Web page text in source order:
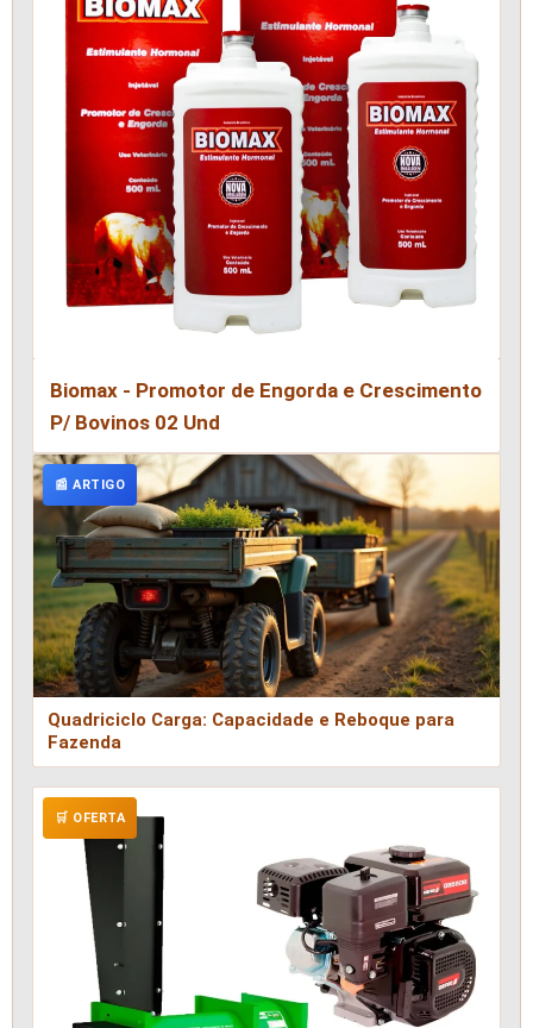
Biomax - Promotor de Engorda e Crescimento
P/ Bovinos 02 Und
📰 ARTIGO
Quadriciclo Carga: Capacidade e Reboque para
Fazenda
🛒 OFERTA